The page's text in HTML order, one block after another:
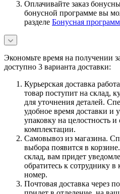
Оплачивайте заказ
бонусной программе вы
разделе Бонусная
Экономьте время на получении
доступно 3 варианта доставки:
Курьерская доставка
товар поступит на склад,
для уточнения деталей.
удобное время доставки и
упаковку на целостность и
комплектации.
Самовывоз из магазина.
выбора появится в
склад, вам придет
обратитесь к сотруднику в
номер.
Почтовая доставка через